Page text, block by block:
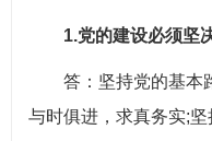
1.党的建设必须坚
答：坚持党的基本路
与时俱进，求真务实;